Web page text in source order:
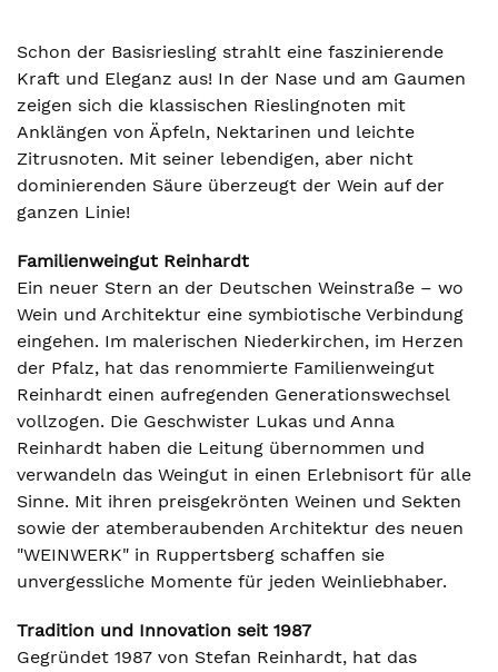
Schon der Basisriesling strahlt eine faszinierende
Kraft und Eleganz aus! In der Nase und am Gaumen
zeigen sich die klassischen Rieslingnoten mit
Anklängen von Äpfeln, Nektarinen und leichte
Zitrusnoten. Mit seiner lebendigen, aber nicht
dominierenden Säure überzeugt der Wein auf der
ganzen Linie!
Familienweingut Reinhardt
Ein neuer Stern an der Deutschen Weinstraße – wo
Wein und Architektur eine symbiotische Verbindung
eingehen. Im malerischen Niederkirchen, im Herzen
der Pfalz, hat das renommierte Familienweingut
Reinhardt einen aufregenden Generationswechsel
vollzogen. Die Geschwister Lukas und Anna
Reinhardt haben die Leitung übernommen und
verwandeln das Weingut in einen Erlebnisort für alle
Sinne. Mit ihren preisgekrönten Weinen und Sekten
sowie der atemberaubenden Architektur des neuen
"WEINWERK" in Ruppertsberg schaffen sie
unvergessliche Momente für jeden Weinliebhaber.
Tradition und Innovation seit 1987
Gegründet 1987 von Stefan Reinhardt, hat das